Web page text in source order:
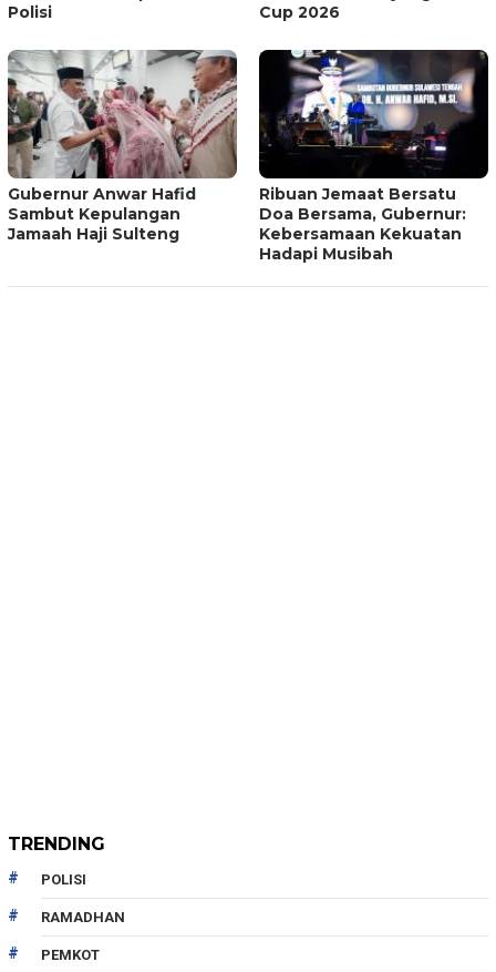
Polisi
Cup 2026
Gubernur Anwar Hafid
Sambut Kepulangan
Jamaah Haji Sulteng
Ribuan Jemaat Bersatu
Doa Bersama, Gubernur:
Kebersamaan Kekuatan
Hadapi Musibah
TRENDING
POLISI
RAMADHAN
PEMKOT